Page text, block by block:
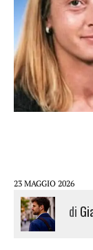
23 MAGGIO 2026
di